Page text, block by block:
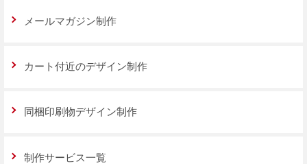
メールマガジン制作
カート付近のデザイン制作
同梱印刷物デザイン制作
制作サービス一覧